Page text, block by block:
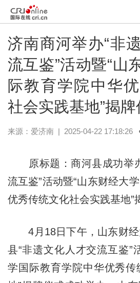
济南商河举办“非
流互鉴”活动暨“山
际教育学院中华
社会实践基地”揭牌
来源： 爱济南 | 2025-04-22 17:18:26
原标题：商河县成功举
流互鉴”活动暨“山东财经大
优秀传统文化社会实践基地”
4月18日下午，山东财经
县“非遗文化人才交流互鉴”
学国际教育学院中华优秀传